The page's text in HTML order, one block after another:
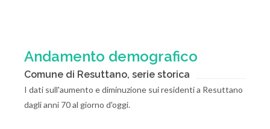
Andamento demografico
Comune di Resuttano, serie storica
I dati sull'aumento e diminuzione sui residenti a Resuttano
dagli anni 70 al giorno d'oggi.